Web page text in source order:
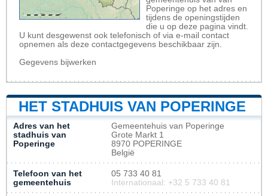
Poperinge op het adres en
tijdens de openingstijden
die u op deze pagina vindt.
U kunt desgewenst ook telefonisch of via e-mail contact
opnemen als deze contactgegevens beschikbaar zijn.
Gegevens bijwerken
HET STADHUIS VAN POPERINGE
Adres van het
stadhuis van
Poperinge
Gemeentehuis van Poperinge
Grote Markt 1
8970 POPERINGE
België
Telefoon van het
gemeentehuis
05 733 40 81
Internationaal: +32 5 733 40 81